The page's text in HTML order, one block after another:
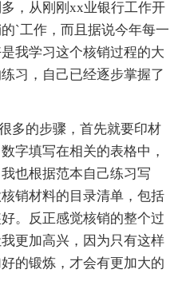
，从刚刚xx业银行工作开
`工作，而且据说今年每一
我学习这个核销过程的大
习，自己已经逐步掌握了
多的步骤，首先就要印材
字填写在相关的表格中，
也根据范本自己练习写
销材料的目录清单，包括
。反正感觉核销的整个过
更加高兴，因为只有这样
的锻炼，才会有更加大的